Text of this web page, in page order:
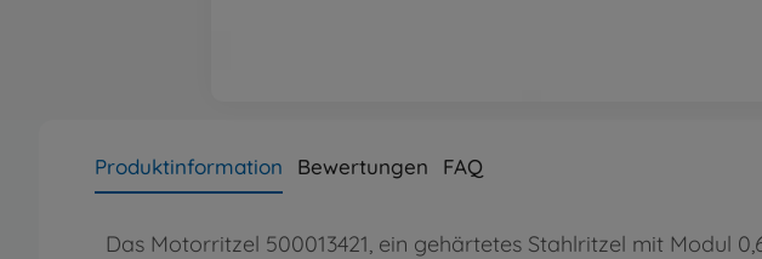
Produktinformation Bewertungen FAQ
Das Motorritzel 500013421, ein gehärtetes Stahlritzel mit Modul